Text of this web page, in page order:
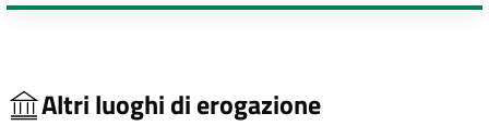
Altri luoghi di erogazione